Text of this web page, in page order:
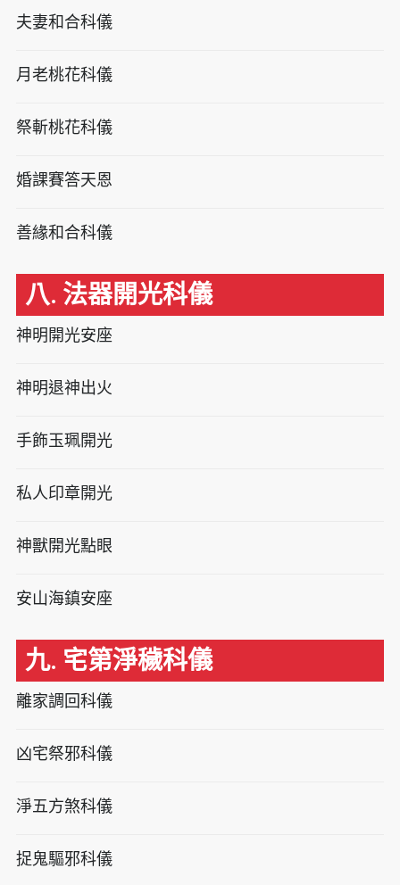
夫妻和合科儀
月老桃花科儀
祭斬桃花科儀
婚課賽答天恩
善緣和合科儀
八. 法器開光科儀
神明開光安座
神明退神出火
手飾玉珮開光
私人印章開光
神獸開光點眼
安山海鎮安座
九. 宅第淨穢科儀
離家調回科儀
凶宅祭邪科儀
淨五方煞科儀
捉鬼驅邪科儀